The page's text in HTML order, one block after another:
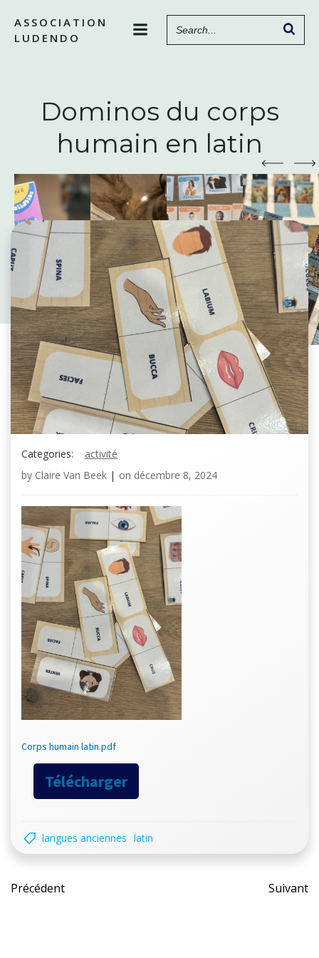
contenu
ASSOCIATION
LUDENDO
Dominos du corps
humain en latin
Categories:
activité
by Claire Van Beek | on décembre 8, 2024
Corps humain latin.pdf
Télécharger
langues anciennes latin
Post
Précédent Suivant